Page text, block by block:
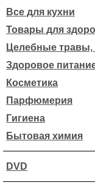
Все для кухни
Товары для
Целебные травы,
Здоровое
Косметика
Парфюмерия
Гигиена
Бытовая химия
DVD